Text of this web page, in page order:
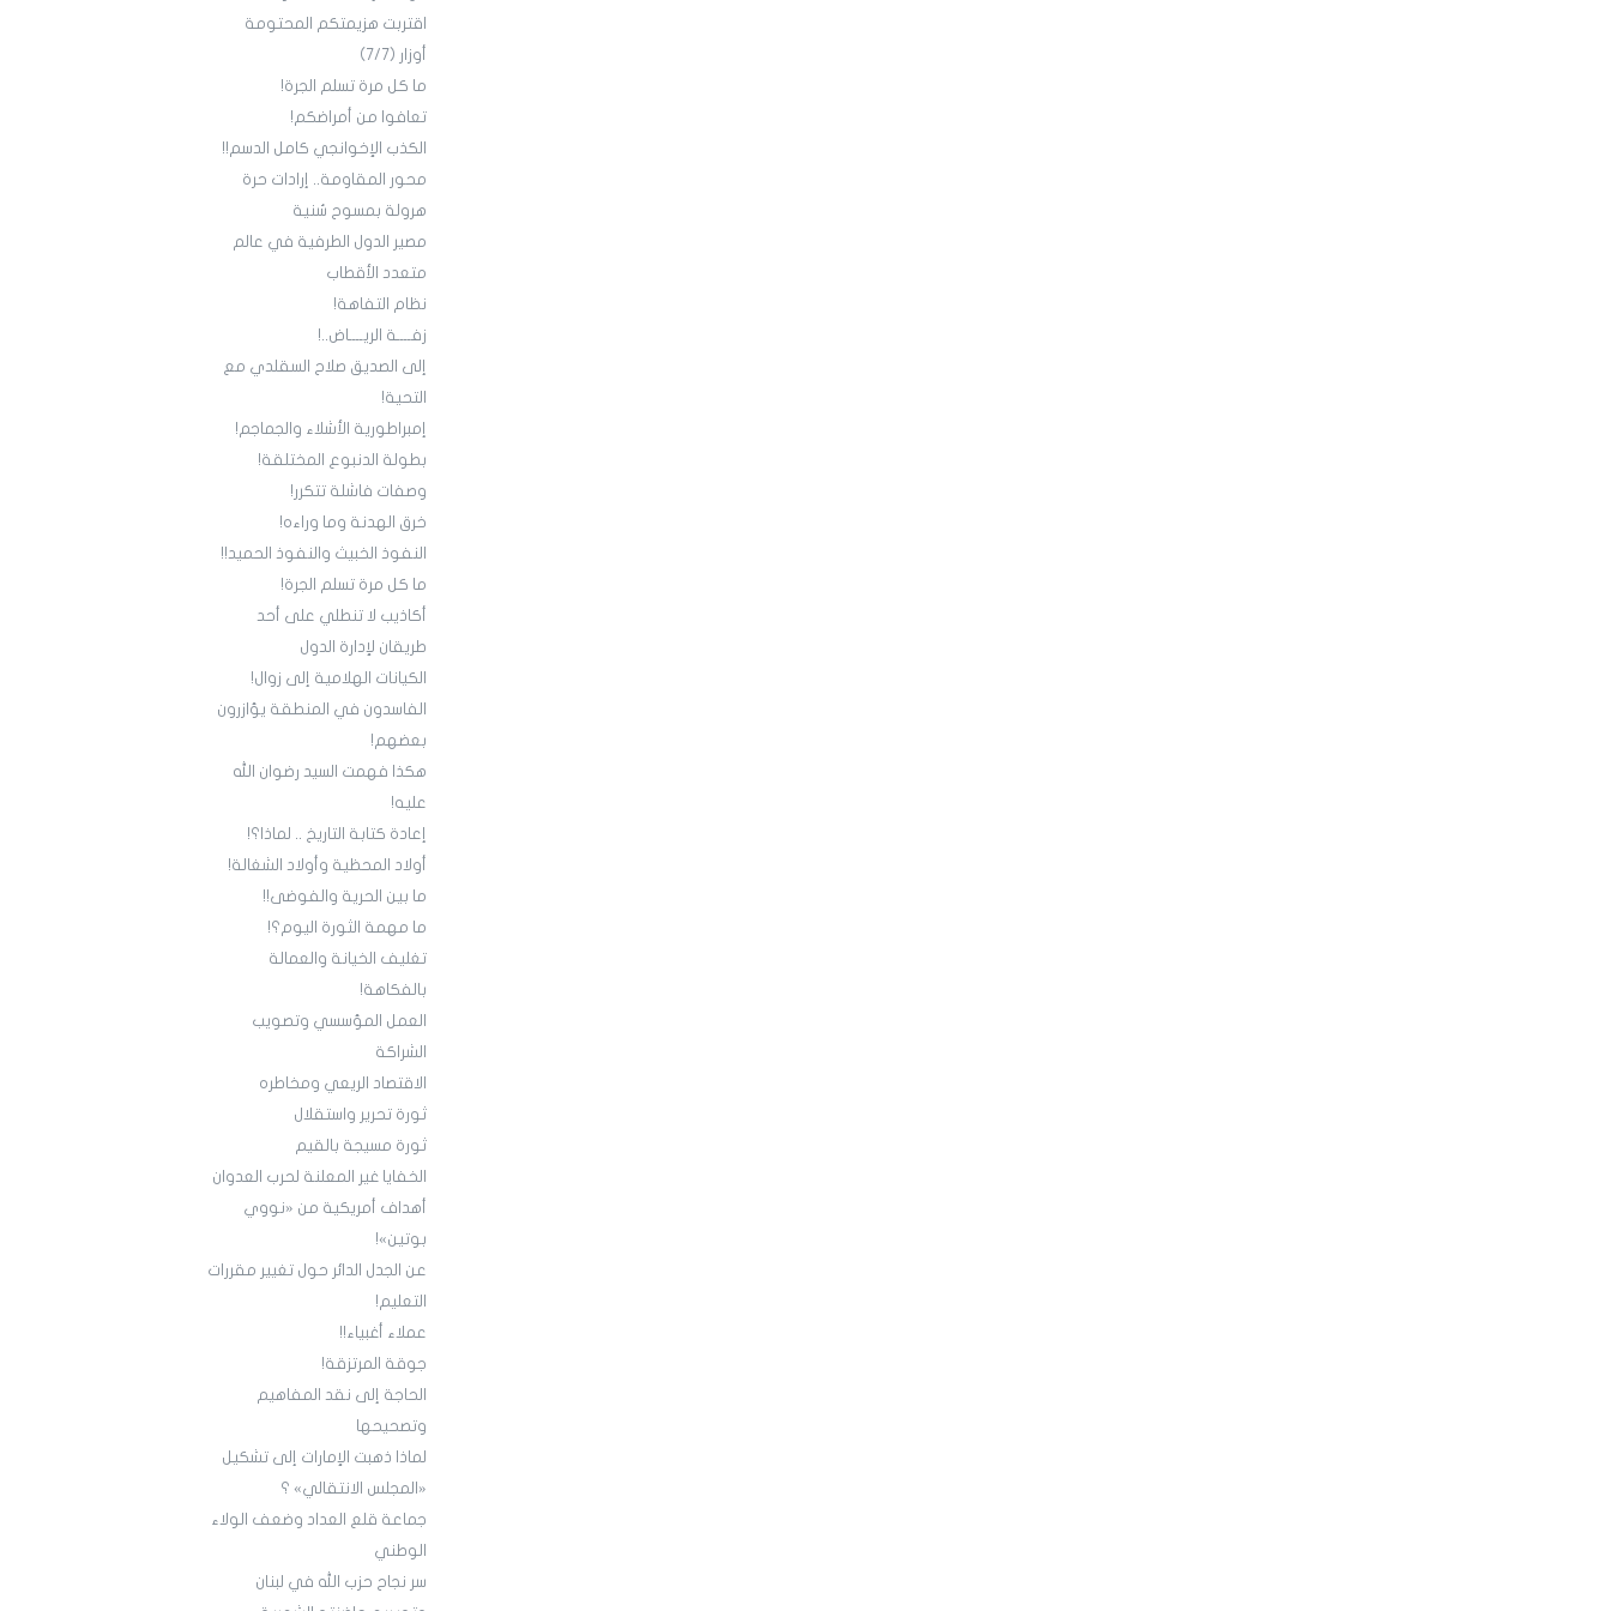
اقتربت هزيمتكم المحتومة
أوزار (7/7)
ما كل مرة تسلم الجرة!
تعافوا من أمراضكم!
الكذب الإخوانجي كامل الدسم!!
محور المقاومة.. إرادات حرة
هرولة بمسوح سُنية
مصير الدول الطرفية في عالم
متعدد الأقطاب
نظام التفاهة!
زفــــة الريــــاض..!
إلى الصديق صلاح السقلدي مع
التحية!
إمبراطورية الأشلاء والجماجم!
بطولة الدنبوع المختلقة!
وصفات فاشلة تتكرر!
خرق الهدنة وما وراءه!
النفوذ الخبيث والنفوذ الحميد!!
ما كل مرة تسلم الجرة!
أكاذيب لا تنطلي على أحد
طريقان لإدارة الدول
الكيانات الهلامية إلى زوال!
الفاسدون في المنطقة يؤازرون
بعضهم!
هكذا فهمت السيد رضوان الله
عليه!
إعادة كتابة التاريخ .. لماذا؟!
أولاد المحظية وأولاد الشغالة!
ما بين الحرية والفوضى!!
ما مهمة الثورة اليوم؟!
تغليف الخيانة والعمالة
بالفكاهة!
العمل المؤسسي وتصويب
الشراكة
الاقتصاد الريعي ومخاطره
ثورة تحرير واستقلال
ثورة مسيجة بالقيم
الخفايا غير المعلنة لحرب العدوان
أهداف أمريكية من «نووي
بوتين»!
عن الجدل الدائر حول تغيير مقررات
التعليم!
عملاء أغبياء!!
جوقة المرتزقة!
الحاجة إلى نقد المفاهيم
وتصحيحها
لماذا ذهبت الإمارات إلى تشكيل
«المجلس الانتقالي» ؟
جماعة قلع العداد وضعف الولاء
الوطني
سر نجاح حزب الله في لبنان